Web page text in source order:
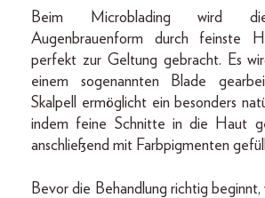
Beim Microblading wird
Augenbrauenform durch feinste
perfekt zur Geltung gebracht. Es
einem sogenannten Blade
Skalpell ermöglicht ein besonders
indem feine Schnitte in die Haut
anschließend mit Farbpigmenten
Bevor die Behandlung richtig beginnt,